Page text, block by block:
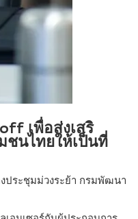
เพื่อส่งเสริ
ชนไทยให้เป็นที่
ประชุมม่วงระย้า กรมพัฒนา